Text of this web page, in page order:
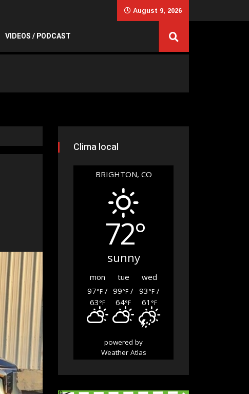
August 9, 2026
VIDEOS / PODCAST
Clima local
BRIGHTON, CO
72°
sunny
mon tue
wed
97°F /
63°F
99°F /
64°F
93°F/
61 °F
powered by
Weather Atlas